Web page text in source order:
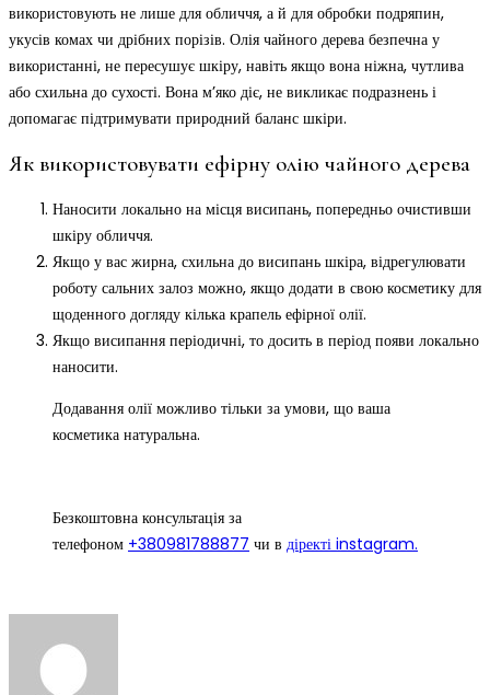
використовують не лише для обличчя, а й для обробки подряпин,
укусів комах чи дрібних порізів. Олія чайного дерева безпечна у
використанні, не пересушує шкіру, навіть якщо вона ніжна, чутлива
або схильна до сухості. Вона м’яко діє, не викликає подразнень і
допомагає підтримувати природний баланс шкіри.
Як використовувати ефірну олію чайного дерева
Наносити локально на місця висипань, попередньо очистивши
шкіру обличчя.
Якщо у вас жирна, схильна до висипань шкіра, відрегулювати
роботу сальних залоз можно, якщо додати в свою косметику для
щоденного догляду кілька крапель ефірної олії.
Якщо висипання періодичні, то досить в період появи локально
наносити.
Додавання олії можливо тільки за умови, що ваша
косметика натуральна.
Безкоштовна консультація за
телефоном +380981788877 чи в діректі instagram.